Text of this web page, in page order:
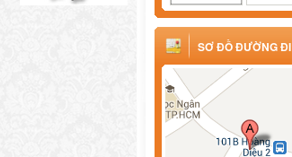
SƠ ĐỒ ĐƯỜNG ĐI